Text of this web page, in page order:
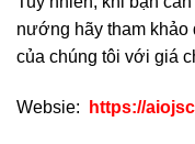
nướng hãy tham khảo
của chúng tôi với giá
Websie: https://